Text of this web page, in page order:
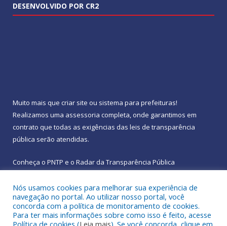
DESENVOLVIDO POR CR2
Muito mais que criar site ou sistema para prefeituras!
Realizamos uma assessoria completa, onde garantimos em
contrato que todas as exigências das leis de transparência
pública serão atendidas.
Conheça o PNTP e o Radar da Transparência Pública
Todos os direitos reservados a Prefeitura Municipal de
Nós usamos cookies para melhorar sua experiência de
navegação no portal. Ao utilizar nosso portal, você
concorda com a política de monitoramento de cookies.
Para ter mais informações sobre como isso é feito, acesse
Política de cookies (Leia mais). Se você concorda, clique em